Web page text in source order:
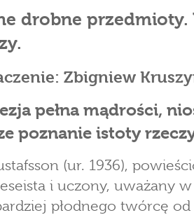
drobne przedmioty.
Zbigniew
pełna mądrości,
poznanie istoty
(ur. 1936),
i uczony, uważany
płodnego twórcę